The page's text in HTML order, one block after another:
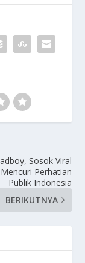
Sosok Viral
Perhatian
Publik Indonesia
BERIKUTNYA